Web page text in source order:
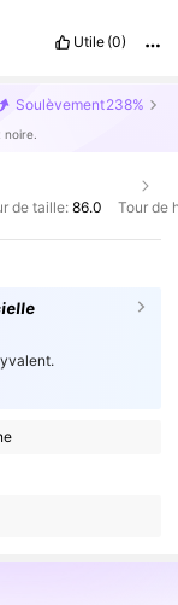
Utile (0)
Soulèvement238%
de taille:86.0 Tour de